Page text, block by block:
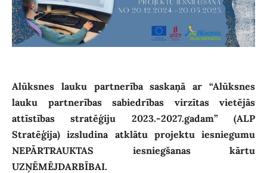
Alūksnes lauku partnerība saskaņā ar “Alūksnes
lauku partnerības sabiedrības virzītas vietējās
attīstības stratēģiju 2023.-2027.gadam” (ALP
Stratēģija) izsludina atklātu projektu iesniegumu
NEPĀRTRAUKTAS iesniegšanas kārtu
UZŅĒMĒJDARBĪBAI.